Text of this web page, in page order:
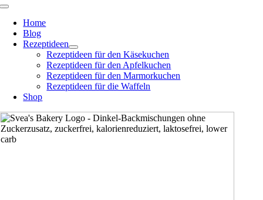
Zum
Inhalt
springen
Toggle
Navigation
Home
Blog
Rezeptideen
Rezeptideen für den Käsekuchen
Rezeptideen für den Apfelkuchen
Rezeptideen für den Marmorkuchen
Rezeptideen für die Waffeln
Shop